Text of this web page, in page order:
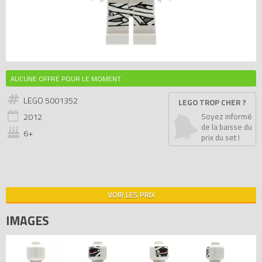
AUCUNE OFFRE POUR LE MOMENT
LEGO 5001352
2012
6+
LEGO TROP CHER ?
Soyez informé
de la baisse du
prix du set !
VOIR LES PRIX
IMAGES